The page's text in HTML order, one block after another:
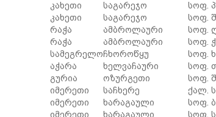
კახეთი
საგარეჯო სოფ.
კახეთი
საგარეჯო სოფ.
რაჭა
ამბროლაური სოფ.
რაჭა
ამბროლაური სოფ.
სამეგრელოჩხოროწყუ სოფ.
აჭარა
ხელვაჩაური სოფ.
გურია
ოზურგეთი სოფ.
იმერეთი
საჩხერე ქალ.
იმერეთი
ხარაგაული სოფ.
იმერეთი
ხარაგაული სოფ.